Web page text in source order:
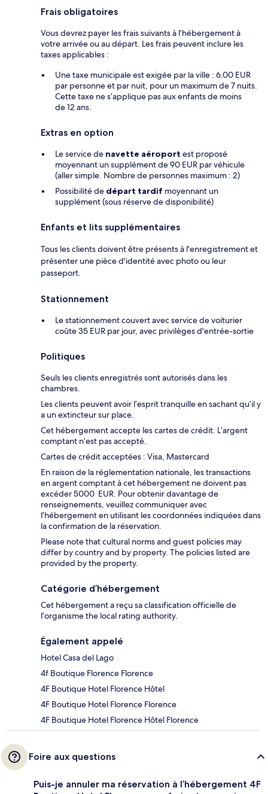
Frais obligatoires
Vous devrez payer les frais suivants à l’hébergement à
votre arrivée ou au départ. Les frais peuvent inclure les
taxes applicables :
Une taxe municipale est exigée par la ville : 6.00 EUR
par personne et par nuit, pour un maximum de 7 nuits.
Cette taxe ne s’applique pas aux enfants de moins
de 12 ans.
Extras en option
Le service de navette aéroport est proposé
moyennant un supplément de 90 EUR par véhicule
(aller simple. Nombre de personnes maximum : 2)
Possibilité de départ tardif moyennant un
supplément (sous réserve de disponibilité)
Enfants et lits supplémentaires
Tous les clients doivent être présents à l'enregistrement et
présenter une pièce d'identité avec photo ou leur
passeport.
Stationnement
Le stationnement couvert avec service de voiturier
coûte 35 EUR par jour, avec privilèges d'entrée-sortie
Politiques
Seuls les clients enregistrés sont autorisés dans les
chambres.
Les clients peuvent avoir l’esprit tranquille en sachant qu’il y
a un extincteur sur place.
Cet hébergement accepte les cartes de crédit. L’argent
comptant n’est pas accepté.
Cartes de crédit acceptées : Visa, Mastercard
En raison de la réglementation nationale, les transactions
en argent comptant à cet hébergement ne doivent pas
excéder 5000 EUR. Pour obtenir davantage de
renseignements, veuillez communiquer avec
l’hébergement en utilisant les coordonnées indiquées dans
la confirmation de la réservation.
Please note that cultural norms and guest policies may
differ by country and by property. The policies listed are
provided by the property.
Catégorie d’hébergement
Cet hébergement a reçu sa classification officielle de
l’organisme the local rating authority.
Également appelé
Hotel Casa del Lago
4f Boutique Florence Florence
4F Boutique Hotel Florence Hôtel
4F Boutique Hotel Florence Florence
4F Boutique Hotel Florence Hôtel Florence
Foire aux questions
Puis-je annuler ma réservation à l’hébergement 4F